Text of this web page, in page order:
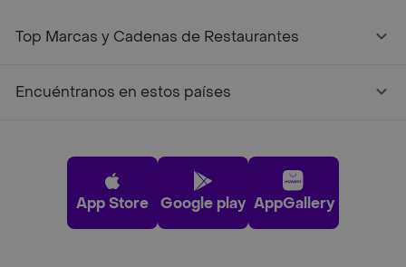
Top Marcas y Cadenas de Restaurantes
Encuéntranos en estos países
App Store Google play AppGallery